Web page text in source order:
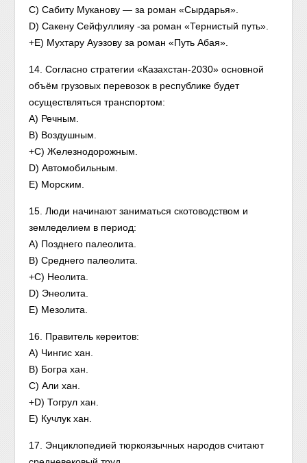
C) Сабиту Муканову — за роман «Сырдарья».
D) Сакену Сейфуллияу -за роман «Тернистый путь».
+E) Мухтару Ауэзову за роман «Путь Абая».
14. Согласно стратегии «Казахстан-2030» основной
объём грузовых перевозок в республике будет
осуществляться транспортом:
A) Речным.
B) Воздушным.
+C) Железнодорожным.
D) Автомобильным.
E) Морским.
15. Люди начинают заниматься скотоводством и
земледелием в период:
A) Позднего палеолита.
B) Среднего палеолита.
+C) Неолита.
D) Энеолита.
E) Мезолита.
16. Правитель кереитов:
A) Чингис хан.
B) Богра хан.
C) Али хан.
+D) Тогрул хан.
E) Кучлук хан.
17. Энциклопедией тюркоязычных народов считают